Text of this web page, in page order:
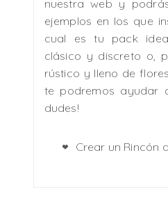
nuestra web y
ejemplos en los que
cual es tu pack
clásico y discreto o,
rústico y lleno de
te podremos ayudar
dudes!
Crear un Rincón